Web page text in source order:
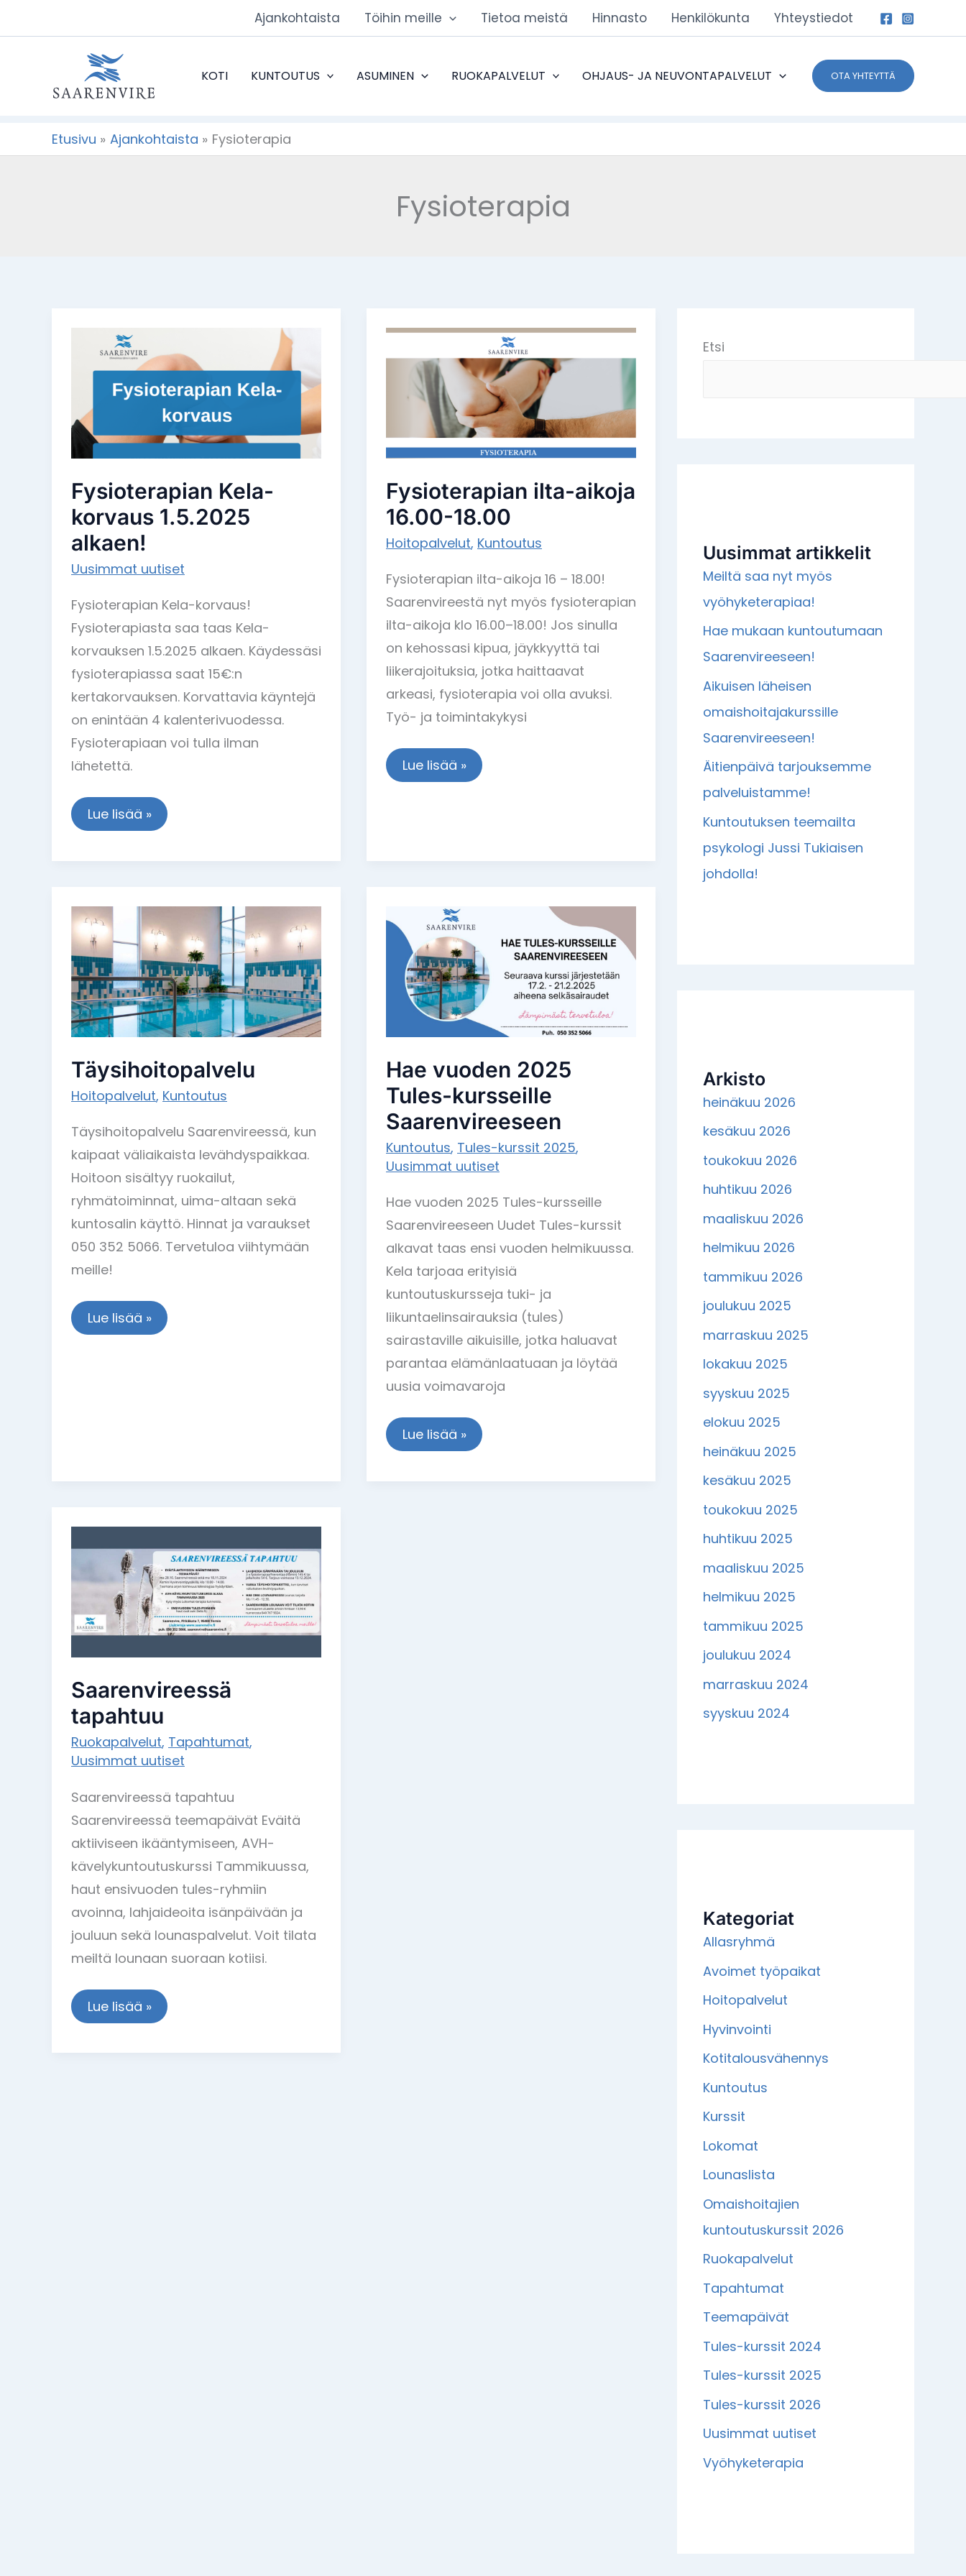
sisältöön
Ajankohtaista Töihin meille Tietoa meistä Hinnasto Henkilökunta Yhteystiedot
KOTI KUNTOUTUS ASUMINEN RUOKAPALVELUT OHJAUS- JA NEUVONTAPALVELUT OTA YHTEYTTÄ
Etusivu Ajankohtaista Fysioterapia
Fysioterapia
Fysioterapian Kela-
korvaus 1.5.2025
alkaen!
Uusimmat uutiset
Fysioterapian Kela-korvaus!
Fysioterapiasta saa taas Kela-
korvauksen 1.5.2025 alkaen. Käydessäsi
fysioterapiassa saat 15€:n
kertakorvauksen. Korvattavia käyntejä
on enintään 4 kalenterivuodessa.
Fysioterapiaan voi tulla ilman
lähetettä.
Fysioterapian
Kela-
korvaus
1.5.2025
alkaen!
Lue lisää »
Fysioterapian ilta-aikoja
16.00-18.00
Hoitopalvelut, Kuntoutus
Fysioterapian ilta-aikoja 16 – 18.00!
Saarenvireestä nyt myös fysioterapian
ilta-aikoja klo 16.00–18.00! Jos sinulla
on kehossasi kipua, jäykkyyttä tai
liikerajoituksia, jotka haittaavat
arkeasi, fysioterapia voi olla avuksi.
Työ- ja toimintakykysi
Fysioterapian
aikoja
16.00-
18.00
Lue lisää »
Täysihoitopalvelu
Hoitopalvelut, Kuntoutus
Täysihoitopalvelu Saarenvireessä, kun
kaipaat väliaikaista levähdyspaikkaa.
Hoitoon sisältyy ruokailut,
ryhmätoiminnat, uima-altaan sekä
kuntosalin käyttö. Hinnat ja varaukset
050 352 5066. Tervetuloa viihtymään
meille!
Täysihoitopalvelu
Lue lisää »
Hae vuoden 2025
Tules-kursseille
Saarenvireeseen
Kuntoutus, Tules-kurssit 2025,
Uusimmat uutiset
Hae vuoden 2025 Tules-kursseille
Saarenvireeseen Uudet Tules-kurssit
alkavat taas ensi vuoden helmikuussa.
Kela tarjoaa erityisiä
kuntoutuskursseja tuki- ja
liikuntaelinsairauksia (tules)
sairastaville aikuisille, jotka haluavat
parantaa elämänlaatuaan ja löytää
uusia voimavaroja
vuoden
2025
Tules-
kursseille
Saarenvireeseen
Lue lisää »
Saarenvireessä
tapahtuu
Ruokapalvelut, Tapahtumat,
Uusimmat uutiset
Saarenvireessä tapahtuu
Saarenvireessä teemapäivät Eväitä
aktiiviseen ikääntymiseen, AVH-
kävelykuntoutuskurssi Tammikuussa,
haut ensivuoden tules-ryhmiin
avoinna, lahjaideoita isänpäivään ja
jouluun sekä lounaspalvelut. Voit tilata
meiltä lounaan suoraan kotiisi.
Saarenvireessä
tapahtuu
Lue lisää »
Etsi
Uusimmat artikkelit
Meiltä saa nyt myös
vyöhyketerapiaa!
Hae mukaan kuntoutumaan
Saarenvireeseen!
Aikuisen läheisen
omaishoitajakurssille
Saarenvireeseen!
Äitienpäivä tarjouksemme
palveluistamme!
Kuntoutuksen teemailta
psykologi Jussi Tukiaisen
johdolla!
Arkisto
heinäkuu 2026
kesäkuu 2026
toukokuu 2026
huhtikuu 2026
maaliskuu 2026
helmikuu 2026
tammikuu 2026
joulukuu 2025
marraskuu 2025
lokakuu 2025
syyskuu 2025
elokuu 2025
heinäkuu 2025
kesäkuu 2025
toukokuu 2025
huhtikuu 2025
maaliskuu 2025
helmikuu 2025
tammikuu 2025
joulukuu 2024
marraskuu 2024
syyskuu 2024
Kategoriat
Allasryhmä
Avoimet työpaikat
Hoitopalvelut
Hyvinvointi
Kotitalousvähennys
Kuntoutus
Kurssit
Lokomat
Lounaslista
Omaishoitajien
kuntoutuskurssit 2026
Ruokapalvelut
Tapahtumat
Teemapäivät
Tules-kurssit 2024
Tules-kurssit 2025
Tules-kurssit 2026
Uusimmat uutiset
Vyöhyketerapia